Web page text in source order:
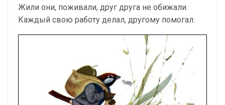
Жили они, поживали, друг друга не обижали.
Каждый свою работу делал, другому помогал.